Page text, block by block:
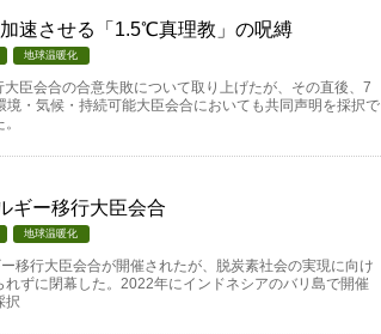
速させる「1.5℃真理教」の呪縛
地球温暖化
臣会合の合意失敗について取り上げたが、その直後、7
・気候・持続可能大臣会合においても共同声明を採択で
ギー移行大臣会合
地球温暖化
移行大臣会合が開催されたが、脱炭素社会の実現に向け
ずに閉幕した。2022年にインドネシアのバリ島で開催
択